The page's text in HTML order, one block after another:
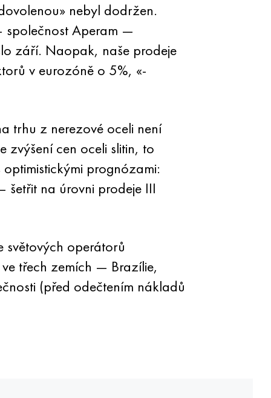
nebyl dodržen.
společnost Aperam —
září. Naopak, naše prodeje
v eurozóně o 5%, «-
trhu z nerezové oceli není
zvýšení cen oceli slitin, to
prognózami:
šetřit na úrovni prodeje III
operátorů
třech zemích — Brazílie,
(před odečtením nákladů